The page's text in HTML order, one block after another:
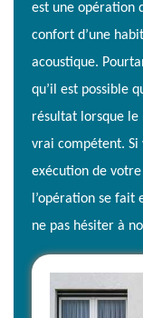
est une opération
confort d’une
acoustique.
qu’il est possible
résultat lorsque le
vrai compétent.
exécution de
l’opération se fait
ne pas hésiter à